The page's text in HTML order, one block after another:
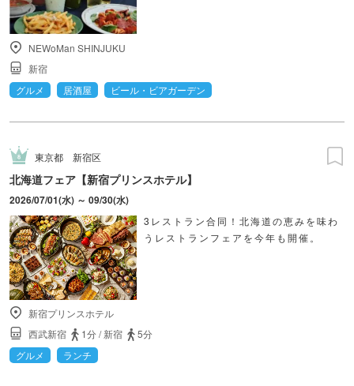
NEWoMan SHINJUKU
新宿
グルメ
居酒屋 ビール・ビアガーデン
東京都 新宿区
北海道フェア【新宿プリンスホテル】
2026/07/01(水) ～ 09/30(水)
3レストラン合同！北海道の恵みを味わ
うレストランフェアを今年も開催。
新宿プリンスホテル
西武新宿
1分/新宿
5分
グルメ
ランチ